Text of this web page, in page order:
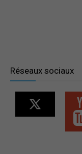
Réseaux sociaux